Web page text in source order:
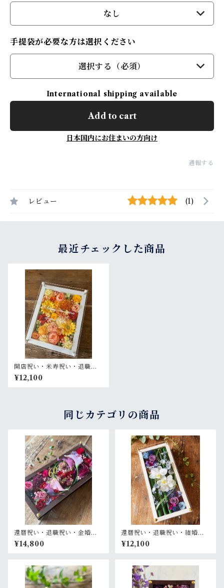
なし
手提袋が必要な方は選択ください
選択する（必須）
International shipping available
Add to cart
日本国内にお住まいの方向け
通報する
レビュー (1)
最近チェックした商品
開店祝い・米寿祝い・退職祝
い・結婚祝い【名入れ】プリ
ザーブドフラワーアレンジ ウ
ッドフレーム 白木枠〈イエロ
¥12,100
同じカテゴリの商品
還暦祝い・退職祝い・金婚式
祝い・周年祝い【名入れ ゴー
ルド文字】プリザーブドフラ
ワーアレンジ ウッドフレーム
ー〉
¥14,800
還暦祝い・退職祝い・結婚式
両親贈呈品【名入れ】プリザ
ーブドフラワーアレンジ 和風
白木枠ロング〈竹 青紫 〉名入
式両親贈呈品に
¥12,100